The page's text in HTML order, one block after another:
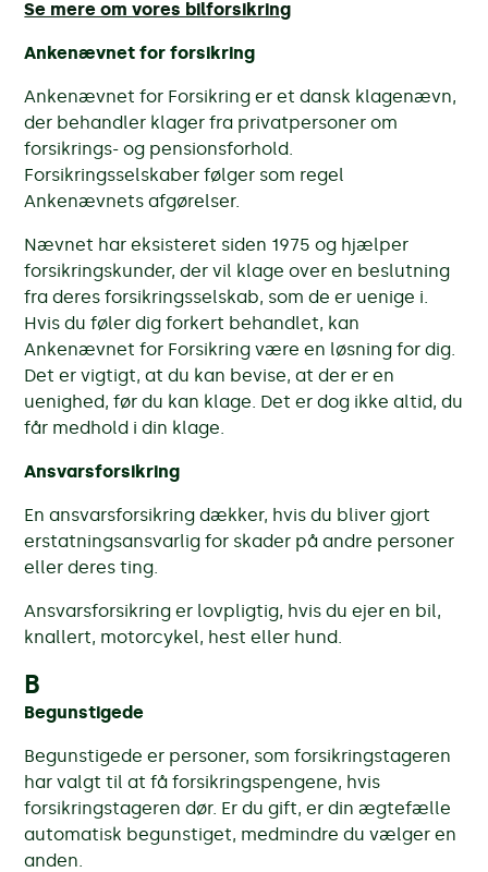
Se mere om vores bilforsikring
Ankenævnet for forsikring
Ankenævnet for Forsikring er et dansk klagenævn,
der behandler klager fra privatpersoner om
forsikrings- og pensionsforhold.
Forsikringsselskaber følger som regel
Ankenævnets afgørelser.
Nævnet har eksisteret siden 1975 og hjælper
forsikringskunder, der vil klage over en beslutning
fra deres forsikringsselskab, som de er uenige i.
Hvis du føler dig forkert behandlet, kan
Ankenævnet for Forsikring være en løsning for dig.
Det er vigtigt, at du kan bevise, at der er en
uenighed, før du kan klage. Det er dog ikke altid, du
får medhold i din klage.
Ansvarsforsikring
En ansvarsforsikring dækker, hvis du bliver gjort
erstatningsansvarlig for skader på andre personer
eller deres ting.
Ansvarsforsikring er lovpligtig, hvis du ejer en bil,
knallert, motorcykel, hest eller hund.
B
Begunstigede
Begunstigede er personer, som forsikringstageren
har valgt til at få forsikringspengene, hvis
forsikringstageren dør. Er du gift, er din ægtefælle
automatisk begunstiget, medmindre du vælger en
anden.